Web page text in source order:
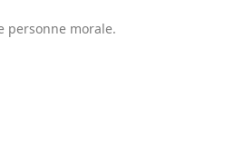
personne morale.